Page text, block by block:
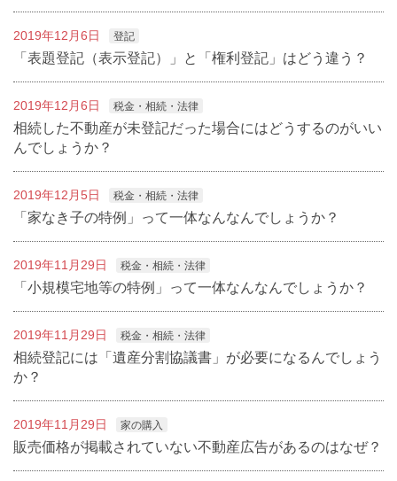
2019年12月6日 登記
「表題登記（表示登記）」と「権利登記」はどう違う？
2019年12月6日 税金・相続・法律
相続した不動産が未登記だった場合にはどうするのがいい
んでしょうか？
2019年12月5日 税金・相続・法律
「家なき子の特例」って一体なんなんでしょうか？
2019年11月29日 税金・相続・法律
「小規模宅地等の特例」って一体なんなんでしょうか？
2019年11月29日 税金・相続・法律
相続登記には「遺産分割協議書」が必要になるんでしょう
か？
2019年11月29日 家の購入
販売価格が掲載されていない不動産広告があるのはなぜ？